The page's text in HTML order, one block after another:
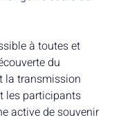
à toutes et
du
la transmission
les participants
active de souvenir